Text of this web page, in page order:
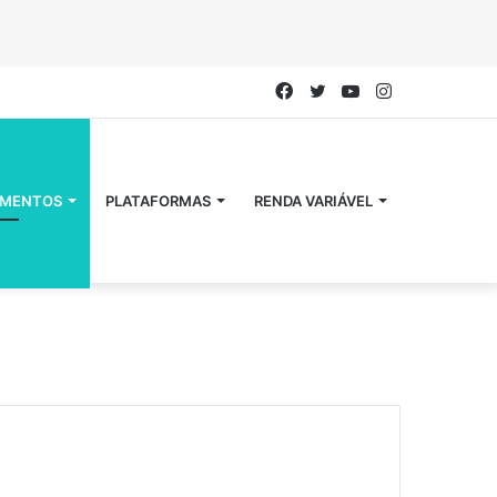
YouTube
Twitter
Facebook
PLATAFORMAS RENDA VARIÁVEL